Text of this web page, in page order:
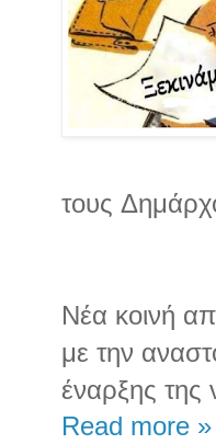
τους
Νέα κοινή
με την
έναρξης της
Read more »